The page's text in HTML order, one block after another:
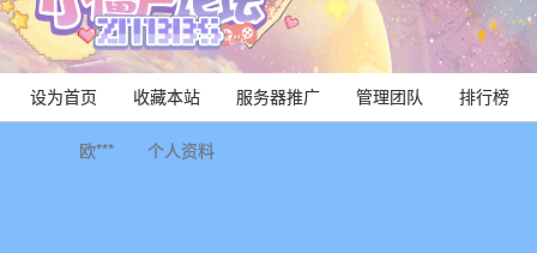
设为首页 收藏本站 服务器推广 管理团队 排行榜
欧*** 个人资料